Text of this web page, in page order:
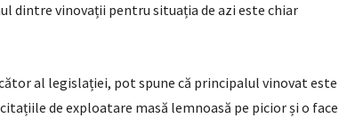
dintre vinovații pentru situația de azi este chiar
al legislației, pot spune că principalul vinovat este
de exploatare masă lemnoasă pe picior și o face